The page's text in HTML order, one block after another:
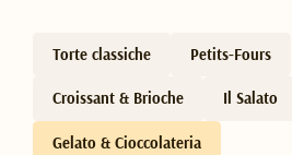
Torte classiche Petits-Fours
Croissant & Brioche Il Salato
Gelato & Cioccolateria